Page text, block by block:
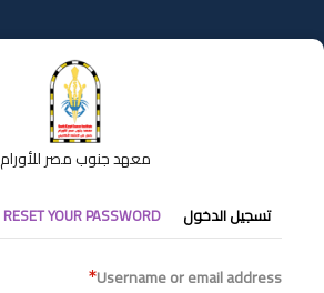
إلى
المحتوى
معهد جنوب مصر للأورام
التبويبات
الأساسية
تسجيل الدخول RESET YOUR PASSWORD
Username or email address